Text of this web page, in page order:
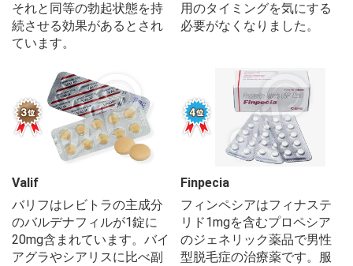
それと同等の勃起状態を持
続させる効果があるとされ
ています。
用のタイミングを気にする
必要がなくなりました。
Valif
バリフはレビトラの主成分
のバルデナフィルが1錠に
20mg含まれています。バイ
アグラやシアリスに比べ副
Finpecia
フィンペシアはフィナステ
リド1mgを含むプロペシア
のジェネリック薬品で男性
型脱毛症の治療薬です。服